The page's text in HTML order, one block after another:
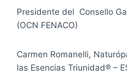
Presidente del Consello
(OCN FENACO)
Carmen Romanelli,
las Esencias Triunidad® –